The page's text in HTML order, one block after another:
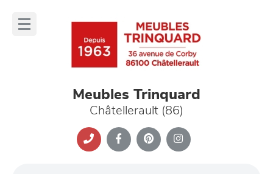
Meubles Trinquard
Châtellerault (86)